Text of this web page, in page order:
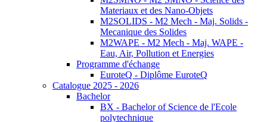
Materiaux et des Nano-Objets
M2SOLIDS - M2 Mech - Maj. Solids -
Mecanique des Solides
M2WAPE - M2 Mech - Maj. WAPE -
Eau, Air, Pollution et Energies
Programme d'échange
EuroteQ - Diplôme EuroteQ
Catalogue 2025 - 2026
Bachelor
BX - Bachelor of Science de l'Ecole
polytechnique